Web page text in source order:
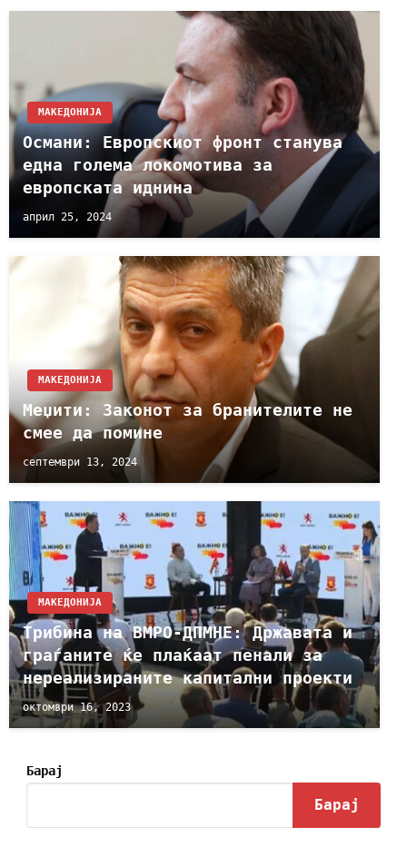
МАКЕДОНИЈА
Османи: Европскиот фронт станува
една голема локомотива за
европската иднина
април 25, 2024
МАКЕДОНИЈА
Меџити: Законот за бранителите не
смее да помине
септември 13, 2024
МАКЕДОНИЈА
Трибина на ВМРО-ДПМНЕ: Државата и
граѓаните ќе плаќаат пенали за
нереализираните капитални проекти
октомври 16, 2023
Барај
Барај